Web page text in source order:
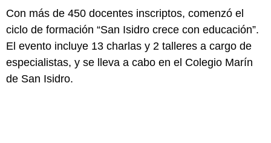
Con más de 450 docentes inscriptos, comenzó el
ciclo de formación “San Isidro crece con educación”.
El evento incluye 13 charlas y 2 talleres a cargo de
especialistas, y se lleva a cabo en el Colegio Marín
de San Isidro.